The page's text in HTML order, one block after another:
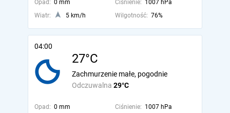
Opad: 0 mm Ciśnienie: 1007 hPa
Wiatr:
5 km/h Wilgotność: 76%
04:00
27°C
Odczuwalna 29°C
Zachmurzenie małe, pogodnie
Opad: 0 mm Ciśnienie: 1007 hPa